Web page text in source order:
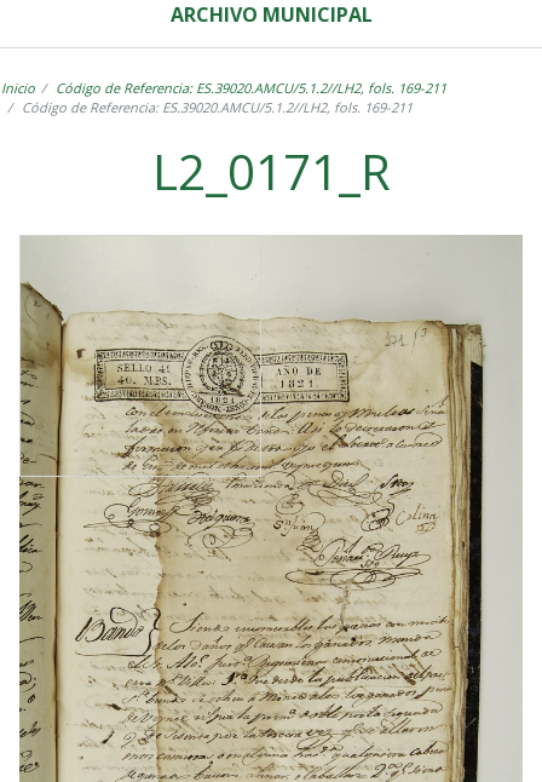
ARCHIVO MUNICIPAL
Inicio
Código de Referencia: ES.39020.AMCU/5.1.2//LH2, fols. 169-211
Código de Referencia: ES.39020.AMCU/5.1.2//LH2, fols. 169-211
L2_0171_R